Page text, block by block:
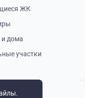
ЖК
дома
участки